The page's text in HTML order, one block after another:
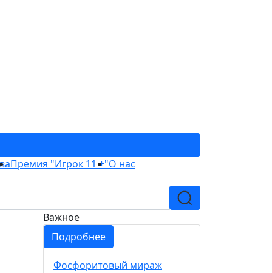
Премия "Игрок 11 +"О нас
Важное
Подробнее
Фосфоритовый мираж